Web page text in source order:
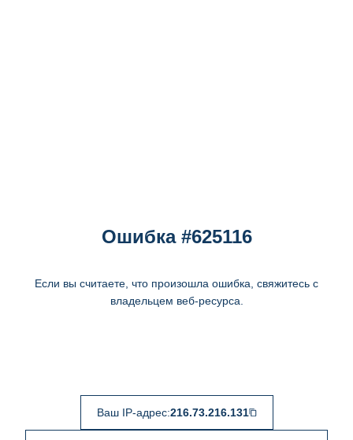
Ошибка #625116
Если вы считаете, что произошла ошибка, свяжитесь с
владельцем веб-ресурса.
Ваш IP-адрес:216.73.216.131